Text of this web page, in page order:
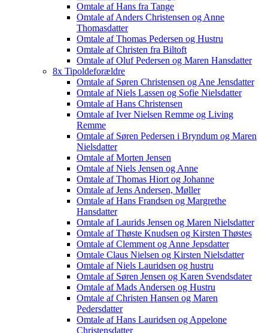
Omtale af Hans fra Tange
Omtale af Anders Christensen og Anne
Thomasdatter
Omtale af Thomas Pedersen og Hustru
Omtale af Christen fra Biltoft
Omtale af Oluf Pedersen og Maren Hansdatter
8x Tipoldeforældre
Omtale af Søren Christensen og Ane Jensdatter
Omtale af Niels Lassen og Sofie Nielsdatter
Omtale af Hans Christensen
Omtale af Iver Nielsen Remme og Living
Remme
Omtale af Søren Pedersen i Bryndum og Maren
Nielsdatter
Omtale af Morten Jensen
Omtale af Niels Jensen og Anne
Omtale af Thomas Hiort og Johanne
Omtale af Jens Andersen, Møller
Omtale af Hans Frandsen og Margrethe
Hansdatter
Omtale af Laurids Jensen og Maren Nielsdatter
Omtale af Thøste Knudsen og Kirsten Thøstes
Omtale af Clemment og Anne Jepsdatter
Omtale Claus Nielsen og Kirsten Nielsdatter
Omtale af Niels Lauridsen og hustru
Omtale af Søren Jensen og Karen Svendsdater
Omtale af Mads Andersen og Hustru
Omtale af Christen Hansen og Maren
Pedersdatter
Omtale af Hans Lauridsen og Appelone
Christensdatter